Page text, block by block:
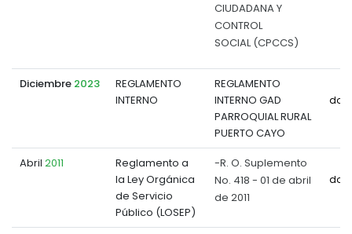
CIUDADANA Y
CONTROL
SOCIAL (CPCCS)
Diciembre 2023
REGLAMENTO
INTERNO
REGLAMENTO
INTERNO GAD
PARROQUIAL RURAL
PUERTO CAYO
Abril 2011
Reglamento a
la Ley Orgánica
de Servicio
Público (LOSEP)
-R. O. Suplemento
No. 418 - 01 de abril
de 2011